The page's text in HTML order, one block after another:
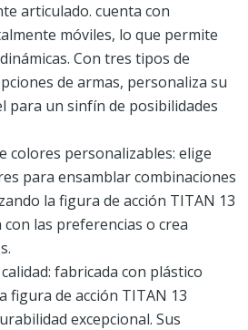
articulado. cuenta con
móviles, lo que permite
Con tres tipos de
de armas, personaliza su
para un sinfín de posibilidades
colores personalizables: elige
para ensamblar combinaciones
la figura de acción TITAN 13
con las preferencias o crea
fabricada con plástico
figura de acción TITAN 13
excepcional. Sus